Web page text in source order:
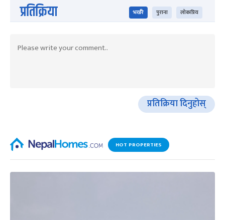
प्रतिक्रिया भर्खरै पुराना लोकप्रिय
प्रतिक्रिया दिनुहोस्
HOT PROPERTIES